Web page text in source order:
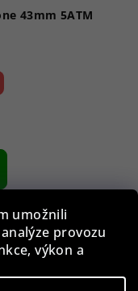
umožnili
provozu
výkon a
43mm 5ATM